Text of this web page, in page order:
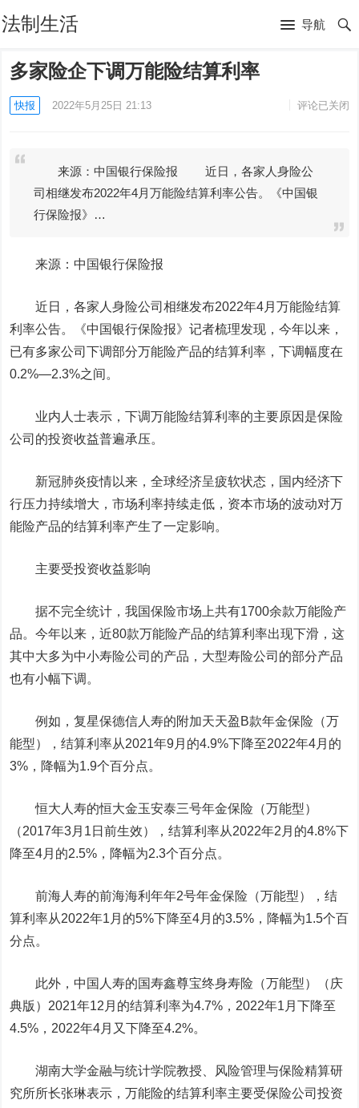
法制生活 导航
多家险企下调万能险结算利率
快报 2022年5月25日 21:13 评论已关闭
来源：中国银行保险报 近日，各家人身险公
司相继发布2022年4月万能险结算利率公告。《中国银
行保险报》…
来源： 中国银行保险报
近日，各家人身险公司相继发布2022年4月万能险结算
利率公告。《中国银行保险报》记者梳理发现，今年以来，
已有多家公司下调部分万能险产品的结算利率，下调幅度在
0.2%—2.3%之间。
业内人士表示，下调万能险结算利率的主要原因是保险
公司的投资收益普遍承压。
新冠肺炎疫情以来，全球经济呈疲软状态，国内经济下
行压力持续增大，市场利率持续走低，资本市场的波动对万
能险产品的结算利率产生了一定影响。
主要受投资收益影响
据不完全统计，我国保险市场上共有1700余款万能险产
品。今年以来，近80款万能险产品的结算利率出现下滑，这
其中大多为中小寿险公司的产品，大型寿险公司的部分产品
也有小幅下调。
例如，复星保德信人寿的附加天天盈B款年金保险（万
能型），结算利率从2021年9月的4.9%下降至2022年4月的
3%，降幅为1.9个百分点。
恒大人寿的恒大金玉安泰三号年金保险（万能型）
（2017年3月1日前生效），结算利率从2022年2月的4.8%下
降至4月的2.5%，降幅为2.3个百分点。
前海人寿的前海海利年年2号年金保险（万能型），结
算利率从2022年1月的5%下降至4月的3.5%，降幅为1.5个百
分点。
此外， 中国人寿的国寿鑫尊宝终身寿险（万能型）（庆
典版）2021年12月的结算利率为4.7%，2022年1月下降至
4.5%，2022年4月又下降至4.2%。
湖南大学金融与统计学院教授、风险管理与保险精算研
究所所长张琳表示，万能险的结算利率主要受保险公司投资